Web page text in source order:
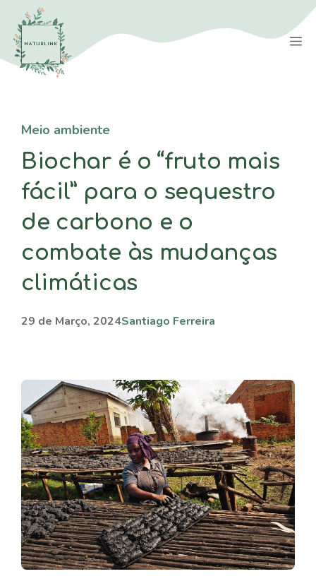
Saltar
para
conteúdo
Meio ambiente
Biochar é o “fruto mais
fácil” para o sequestro
de carbono e o
combate às mudanças
climáticas
29 de Março, 2024Santiago Ferreira